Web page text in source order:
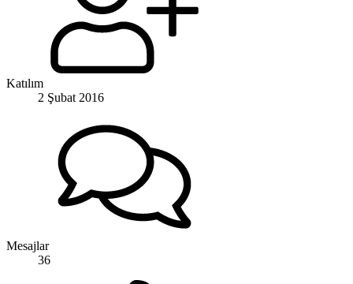
Katılım
2 Şubat 2016
Mesajlar
36